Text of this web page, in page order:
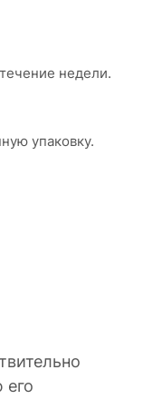
недели.
упаковку.